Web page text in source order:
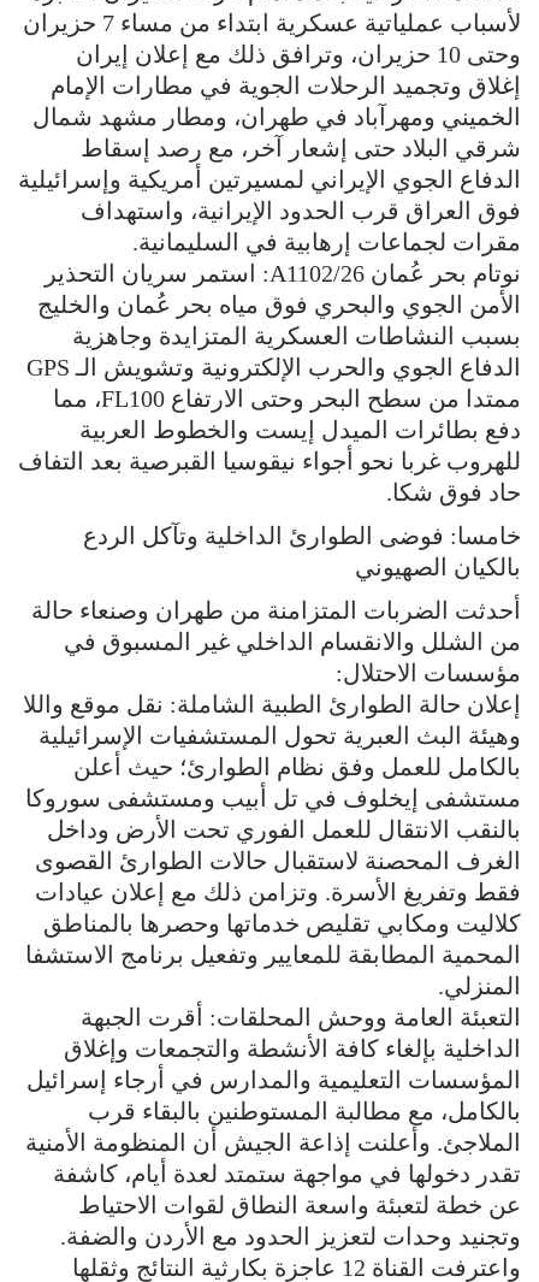
لأسباب عملياتية عسكرية ابتداء من مساء 7 حزيران
وحتى 10 حزيران، وترافق ذلك مع إعلان إيران
إغلاق وتجميد الرحلات الجوية في مطارات الإمام
الخميني ومهرآباد في طهران، ومطار مشهد شمال
شرقي البلاد حتى إشعار آخر، مع رصد إسقاط
الدفاع الجوي الإيراني لمسيرتين أمريكية وإسرائيلية
فوق العراق قرب الحدود الإيرانية، واستهداف
مقرات لجماعات إرهابية في السليمانية.
نوتام بحر عُمان A1102/26: استمر سريان التحذير
الأمن الجوي والبحري فوق مياه بحر عُمان والخليج
بسبب النشاطات العسكرية المتزايدة وجاهزية
الدفاع الجوي والحرب الإلكترونية وتشويش الـ GPS
ممتدا من سطح البحر وحتى الارتفاع FL100، مما
دفع بطائرات الميدل إيست والخطوط العربية
للهروب غربا نحو أجواء نيقوسيا القبرصية بعد التفاف
حاد فوق شكا.
خامسا: فوضى الطوارئ الداخلية وتآكل الردع
بالكيان الصهيوني
أحدثت الضربات المتزامنة من طهران وصنعاء حالة
من الشلل والانقسام الداخلي غير المسبوق في
مؤسسات الاحتلال:
إعلان حالة الطوارئ الطبية الشاملة: نقل موقع واللا
وهيئة البث العبرية تحول المستشفيات الإسرائيلية
بالكامل للعمل وفق نظام الطوارئ؛ حيث أعلن
مستشفى إيخلوف في تل أبيب ومستشفى سوروكا
بالنقب الانتقال للعمل الفوري تحت الأرض وداخل
الغرف المحصنة لاستقبال حالات الطوارئ القصوى
فقط وتفريغ الأسرة. وتزامن ذلك مع إعلان عيادات
كلاليت ومكابي تقليص خدماتها وحصرها بالمناطق
المحمية المطابقة للمعايير وتفعيل برنامج الاستشفا
المنزلي.
التعبئة العامة ووحش المحلقات: أقرت الجبهة
الداخلية بإلغاء كافة الأنشطة والتجمعات وإغلاق
المؤسسات التعليمية والمدارس في أرجاء إسرائيل
بالكامل، مع مطالبة المستوطنين بالبقاء قرب
الملاجئ. وأعلنت إذاعة الجيش أن المنظومة الأمنية
تقدر دخولها في مواجهة ستمتد لعدة أيام، كاشفة
عن خطة لتعبئة واسعة النطاق لقوات الاحتياط
وتجنيد وحدات لتعزيز الحدود مع الأردن والضفة.
واعترفت القناة 12 عاجزة بكارثية النتائج وثقلها